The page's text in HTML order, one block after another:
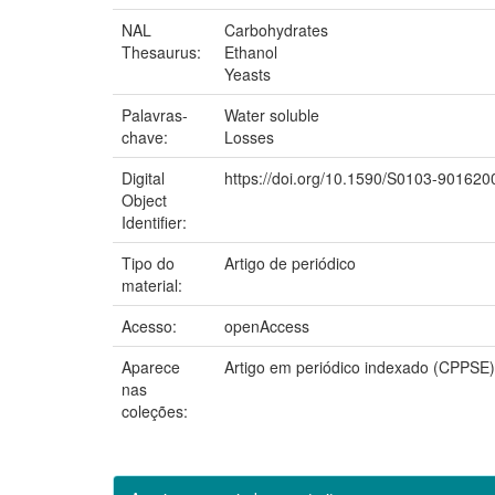
NAL
Thesaurus:
Carbohydrates
Ethanol
Yeasts
Palavras-
chave:
Water soluble
Losses
Digital
Object
Identifier:
https://doi.org/10.1590/S0103-
Tipo do
material:
Artigo de periódico
Acesso:
openAccess
Aparece
nas
coleções:
Artigo em periódico indexado (CPPSE)